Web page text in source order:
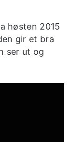
høsten 2015
gir et bra
ser ut og